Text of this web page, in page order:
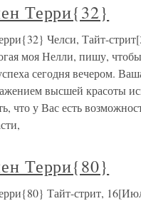
Терри{32}
Челси, Тайт-
моя Нелли, пишу,
сегодня вечером.
высшей красоты
что у Вас есть
Терри{80}
Тайт-стрит,